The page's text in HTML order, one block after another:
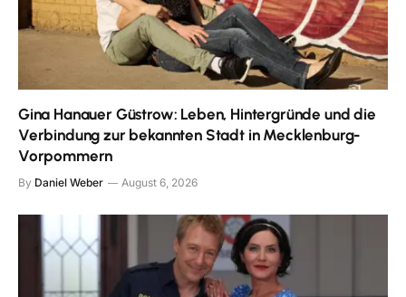
Gina Hanauer Güstrow: Leben, Hintergründe und die
Verbindung zur bekannten Stadt in Mecklenburg-
Vorpommern
By Daniel Weber August 6, 2026